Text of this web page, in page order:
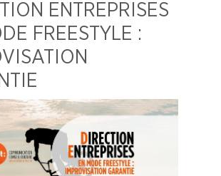
ENTREPRISES
FREESTYLE :